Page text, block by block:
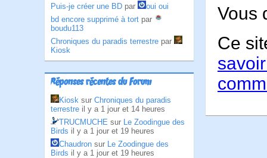
Puis-je créer une BD par
oui oui
bd encore supprimé à tort par
boudu113
Chroniques du paradis terrestre par
Kiosk
Réponses récentes du Forum
Kiosk sur Chroniques du paradis
terrestre il y a 1 jour et 14 heures
TRUCMUCHE sur Le Zoodingue des
Birds il y a 1 jour et 19 heures
Chaudron sur Le Zoodingue des
Birds il y a 1 jour et 19 heures
Vous
Ce